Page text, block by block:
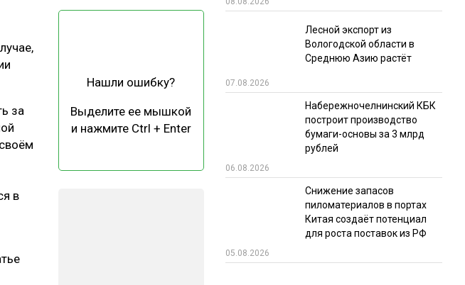
КАЛЕНДАРЬ ВЫСТАВОК ИТОГИ МЕРОПРИЯТИЙ
за
в
Нашли ошибку?
Выделите ее мышкой
и нажмите Ctrl + Enter
Лесной экспорт из
Вологодской области в
Среднюю Азию растёт
07.08.2026
Набережночелнинский КБК
построит производство
бумаги-основы за 3 млрд
рублей
06.08.2026
Снижение запасов
пиломатериалов в портах
Китая создаёт потенциал
для роста поставок из РФ
05.08.2026